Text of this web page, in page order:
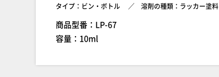
タイプ：ビン・ボトル 溶剤の種類：ラッカー塗料
商品型番：LP-67
容量：10ml